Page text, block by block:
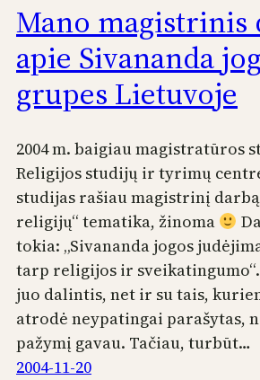
Mano magistrinis
apie Sivananda
grupes Lietuvoje
2004 m. baigiau magistratūros
Religijos studijų ir tyrimų
studijas rašiau magistrinį
religijų“ tematika, žinoma
tokia: „Sivananda jogos
tarp religijos ir
juo dalintis, net ir su tais,
atrodė neypatingai parašytas,
pažymį gavau. Tačiau, turbūt…
2004-11-20